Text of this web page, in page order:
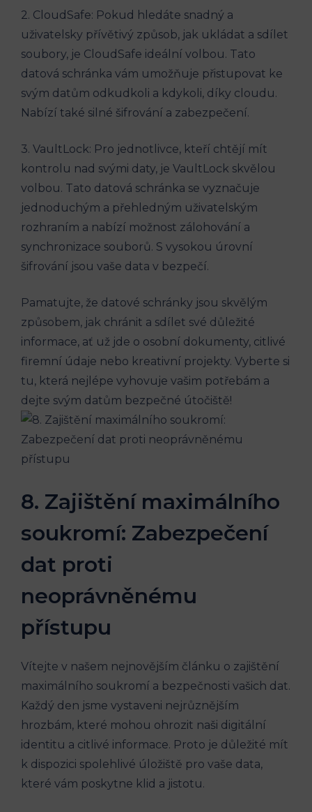
2. CloudSafe: Pokud hledáte snadný a
uživatelsky přívětivý způsob, jak ukládat a sdílet
soubory, je CloudSafe ideální volbou. Tato
datová schránka vám umožňuje přistupovat ke
svým datům odkudkoli a kdykoli, díky cloudu.
Nabízí také silné šifrování a zabezpečení.
3. VaultLock: Pro jednotlivce, kteří chtějí mít
kontrolu nad svými daty, je VaultLock skvělou
volbou. Tato datová schránka se vyznačuje
jednoduchým a přehledným uživatelským
rozhraním a nabízí možnost zálohování a
synchronizace souborů. S vysokou úrovní
šifrování jsou vaše data v bezpečí.
Pamatujte, že datové schránky jsou skvělým
způsobem, jak chránit a sdílet své důležité
informace, ať už jde o osobní dokumenty, citlivé
firemní údaje nebo kreativní projekty. Vyberte si
tu, která nejlépe vyhovuje vašim potřebám a
dejte svým datům bezpečné útočiště!
8. Zajištění maximálního
soukromí: Zabezpečení
dat proti
neoprávněnému
přístupu
Vítejte v našem nejnovějším článku o zajištění
maximálního soukromí a bezpečnosti vašich dat.
Každý den jsme vystaveni nejrůznějším
hrozbám, které mohou ohrozit naši digitální
identitu a citlivé informace. Proto je důležité mít
k dispozici spolehlivé úložiště pro vaše data,
které vám poskytne klid a jistotu.